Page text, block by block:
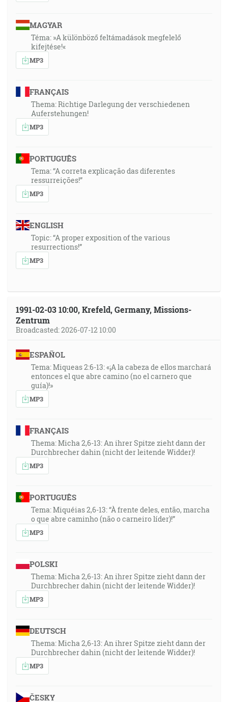
MAGYAR
Téma: »A különböző feltámadások megfelelő
kifejtése!«
MP3
FRANÇAIS
Thema: Richtige Darlegung der verschiedenen
Auferstehungen!
MP3
PORTUGUÊS
Tema: “A correta explicação das diferentes
ressurreições!”
MP3
ENGLISH
Topic: “A proper exposition of the various
resurrections!”
MP3
1991-02-03 10:00, Krefeld, Germany, Missions-
Zentrum
Broadcasted: 2026-07-12 10:00
ESPAÑOL
Tema: Miqueas 2:6-13: «¡A la cabeza de ellos marchará
entonces el que abre camino (no el carnero que
guía)!»
MP3
FRANÇAIS
Thema: Micha 2,6-13: An ihrer Spitze zieht dann der
Durchbrecher dahin (nicht der leitende Widder)!
MP3
PORTUGUÊS
Tema: Miquéias 2,6-13: “À frente deles, então, marcha
o que abre caminho (não o carneiro líder)!”
MP3
POLSKI
Thema: Micha 2,6-13: An ihrer Spitze zieht dann der
Durchbrecher dahin (nicht der leitende Widder)!
MP3
DEUTSCH
Thema: Micha 2,6-13: An ihrer Spitze zieht dann der
Durchbrecher dahin (nicht der leitende Widder)!
MP3
ČESKY